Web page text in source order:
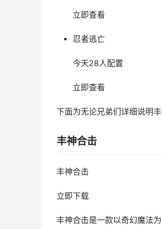
立即查看
忍者逃亡
今天28人配置
立即查看
下面为无论兄弟们详细说明
丰神合击
丰神合击
立即下载
丰神合击是一款以奇幻魔法